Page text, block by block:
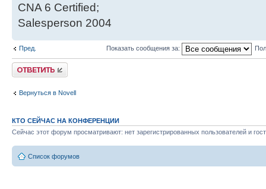
CNA 6 Certified;
Salesperson 2004
Пред. Показать сообщения за:
Ответить
Вернуться в Novell
КТО СЕЙЧАС НА КОНФЕРЕНЦИИ
Сейчас этот форум просматривают: нет зарегистрированных пользователей и
Список форумов